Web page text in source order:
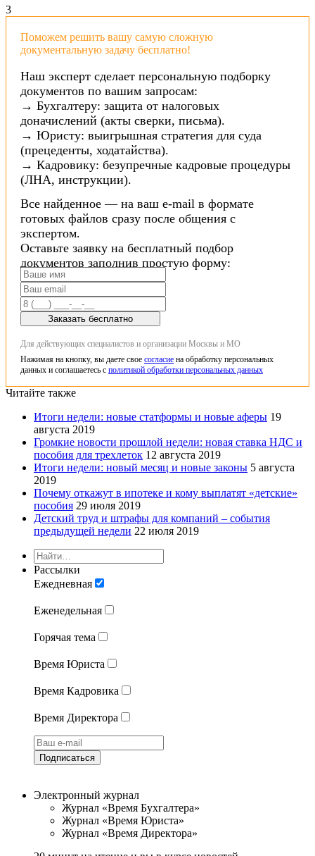
3
Поможем решить вашу самую сложную
документальную задачу бесплатно!
Наш эксперт сделает персональную подборку
документов по вашим запросам:
→ Бухгалтеру: защита от налоговых
доначислений (акты сверки, письма).
→ Юристу: выигрышная стратегия для суда
(прецеденты, ходатайства).
→ Кадровику: безупречные кадровые процедуры
(ЛНА, инструкции).
Все найденное — на ваш e-mail в формате
готовых файлов сразу после общения с
экспертом.
Оставьте заявку на бесплатный подбор
документов заполнив простую форму:
Заказать бесплатно
Для действующих специалистов и организации Москвы и МО
Нажимая на кнопку, вы даете свое согласие на обработку персональных
данных и соглашаетесь с политикой обработки персональных данных
Читайте также
Итоги недели: новые статформы и новые аферы 19
августа 2019
Громкие новости прошлой недели: новая ставка НДС и
пособия для трехлеток 12 августа 2019
Итоги недели: новый месяц и новые законы 5 августа
2019
Почему откажут в ипотеке и кому выплатят «детские»
пособия 29 июля 2019
Детский труд и штрафы для компаний – события
предыдущей недели 22 июля 2019
Рассылки
Ежедневная
Еженедельная
Горячая тема
Время Юриста
Время Кадровика
Время Директора
Подписаться
Электронный журнал
Журнал «Время Бухгалтера»
Журнал «Время Юриста»
Журнал «Время Директора»